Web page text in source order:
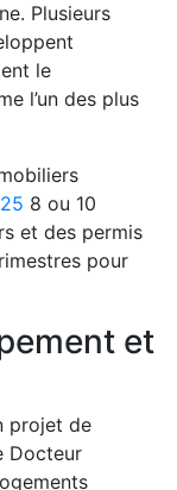
Plusieurs
le
l’un des plus
8 ou 10
et des permis
pour
et
projet de
Docteur